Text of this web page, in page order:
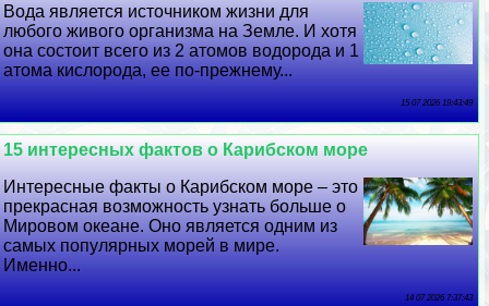
Вода является источником жизни для
любого живого организма на Земле. И хотя
она состоит всего из 2 атомов водорода и 1
атома кислорода, ее по-прежнему...
15 07 2026 19:43:49
15 интересных фактов о Карибском море
Интересные факты о Карибском море – это
прекрасная возможность узнать больше о
Мировом океане. Оно является одним из
самых популярных морей в мире.
Именно...
14 07 2026 7:37:43